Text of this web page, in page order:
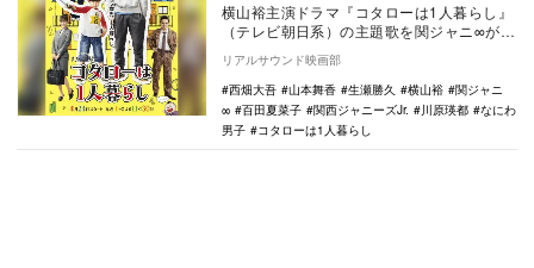
横山裕主演ドラマ『コタローは1人暮らし』
（テレビ朝日系）の主題歌を関ジャニ∞が担
当することが決定し、あわせてドラマのポ
スタービジ…
リアルサウンド映画部
西畑大吾
山本舞香 生瀬勝久 横山裕
関ジャニ
∞
百田夏菜子 関西ジャニーズJr. 川原瑛都
なにわ
男子
コタローは1人暮らし